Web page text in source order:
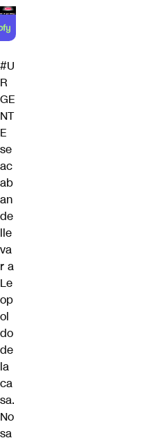
#U
R
GE
NT
E
se
ac
ab
an
de
lle
va
r a
Le
op
ol
do
de
la
ca
sa.
No
sa